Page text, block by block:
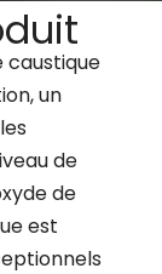
caustique
un
de
de
est